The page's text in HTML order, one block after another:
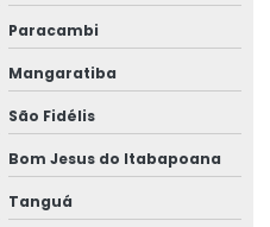
E Têxteis
Segmentos
Paracambi
Mangaratiba
São Fidélis
Bom Jesus do Itabapoana
Tanguá